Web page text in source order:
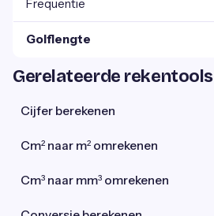
Frequentie
Golflengte
Gerelateerde rekentools
Cijfer berekenen
Cm² naar m² omrekenen
Cm³ naar mm³ omrekenen